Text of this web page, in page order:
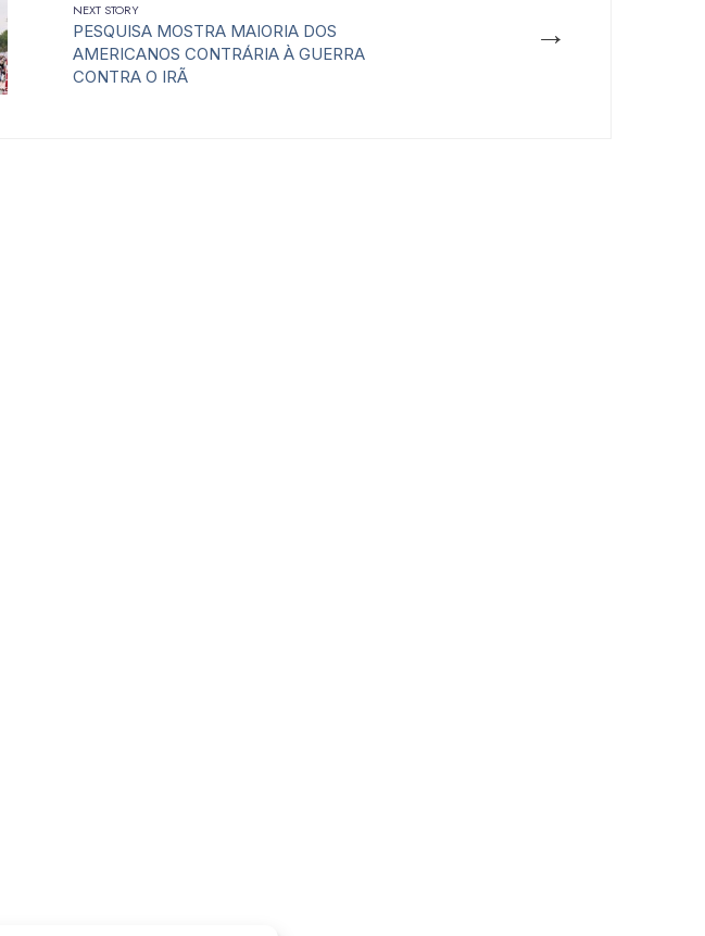
→
NEXT STORY
PESQUISA MOSTRA MAIORIA DOS
AMERICANOS CONTRÁRIA À GUERRA
CONTRA O IRÃ